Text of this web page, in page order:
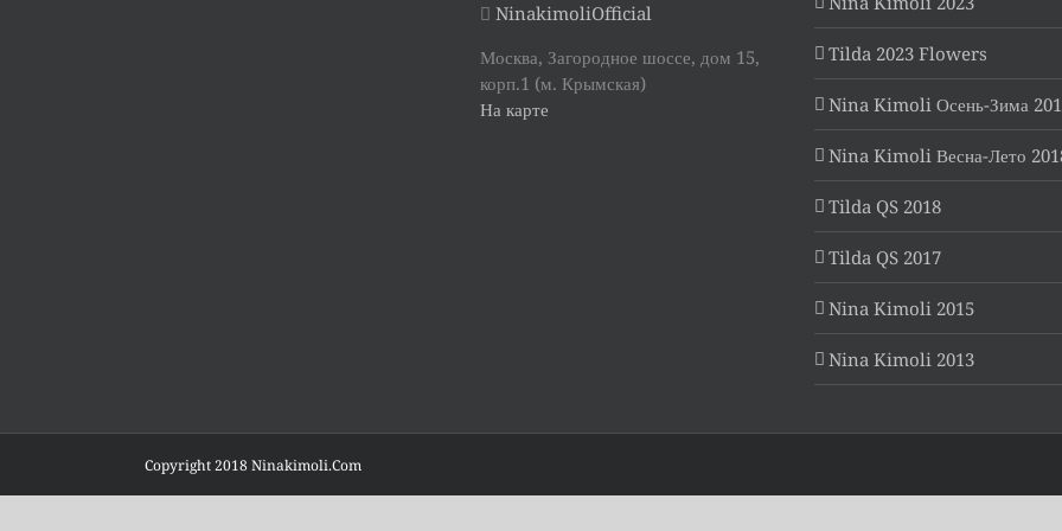
NinakimoliOfficial
Москва, Загородное шоссе, дом 15,
корп.1 (м. Крымская)
На карте
Tilda 2023 Flowers
Nina Kimoli Осень-Зима
Nina Kimoli Весна-Лето
Tilda QS 2018
Tilda QS 2017
Nina Kimoli 2015
Nina Kimoli 2013
Copyright 2018 Ninakimoli.Com